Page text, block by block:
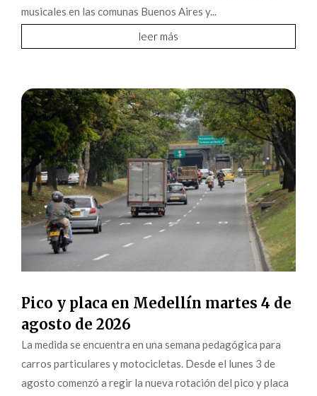
musicales en las comunas Buenos Aires y...
leer más
Pico y placa en Medellín martes 4 de
agosto de 2026
La medida se encuentra en una semana pedagógica para
carros particulares y motocicletas. Desde el lunes 3 de
agosto comenzó a regir la nueva rotación del pico y placa